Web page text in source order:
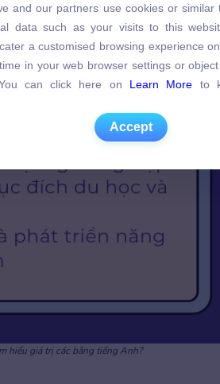
hiểu giá trị các bằng tiếng Anh?
data such as your visits to this
a customised browsing experience
in your web browser settings or
can click here on
Learn More
to
Accept
and our partners use cookies or similar
data such as your visits to this
a customised browsing experience
in your web browser settings or
can click here on Learn More to
Accept